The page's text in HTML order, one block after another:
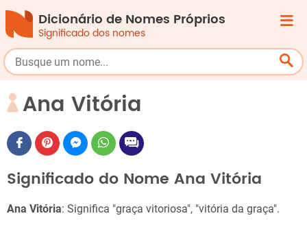
Dicionário de Nomes Próprios
Significado dos nomes
Ana Vitória
Significado do Nome Ana Vitória
Ana Vitória: Significa "graça vitoriosa", "vitória da graça".